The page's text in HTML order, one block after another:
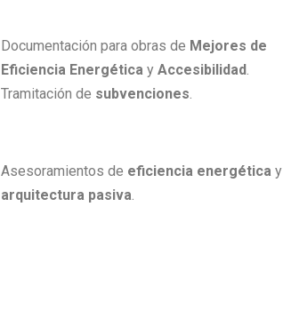
Documentación para obras de Mejores de
Eficiencia Energéticay Accesibilidad.
Tramitación de subvenciones.
Asesoramientos de eficiencia energéticay
arquitectura pasiva.